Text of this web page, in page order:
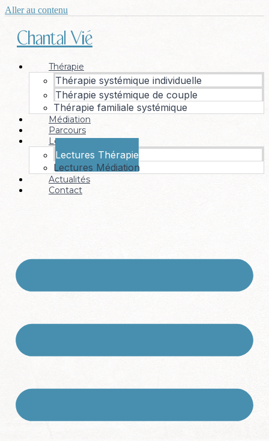
Aller au contenu
Chantal Vié
Thérapie
Thérapie systémique individuelle
Thérapie systémique de couple
Thérapie familiale systémique
Médiation
Parcours
Lectures
Lectures Thérapie
Lectures Médiation
Actualités
Contact